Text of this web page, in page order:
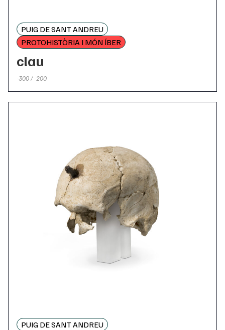
PUIG DE SANT ANDREU
PROTOHISTÒRIA I MÓN ÍBER
clau
-300 / -200
PUIG DE SANT ANDREU